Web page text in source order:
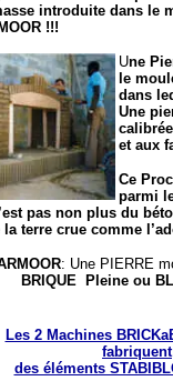
introduite dans le
!!!
Une
le
dans
Une
et aux
Ce
parmi
pas non plus du
terre crue comme
: Une PIERRE
BRIQUE Pleine ou
Les 2 Machines
fabriquent
des éléments